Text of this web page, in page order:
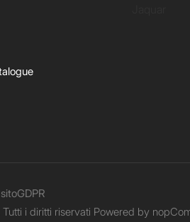
GDPR
i diritti riservati Powered by